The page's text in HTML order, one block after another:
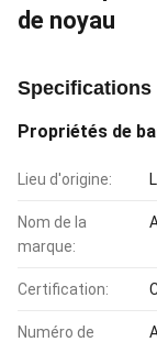
de noyau
Specifications
Propriétés de
Lieu d'origine:
Nom de la
marque:
Certification:
Numéro de